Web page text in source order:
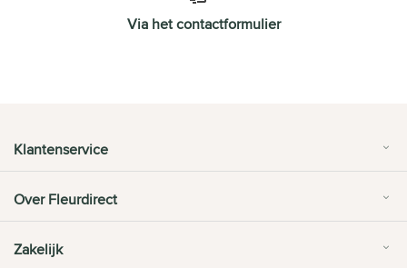
Via het contactformulier
Klantenservice
Over Fleurdirect
Zakelijk